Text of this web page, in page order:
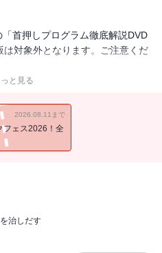
首押しプログラム徹底解説DVD
対象外となります。ご注意くだ
な「痛み・しびれ」改善プログラ
から徒歩30分。
がる歓喜の声――。
椎の「ずれ」を整えれば、脳か
ムーズになり、痛みとしびれが
っと見る
2026.08.11まで
フェス2026！全
治しだす